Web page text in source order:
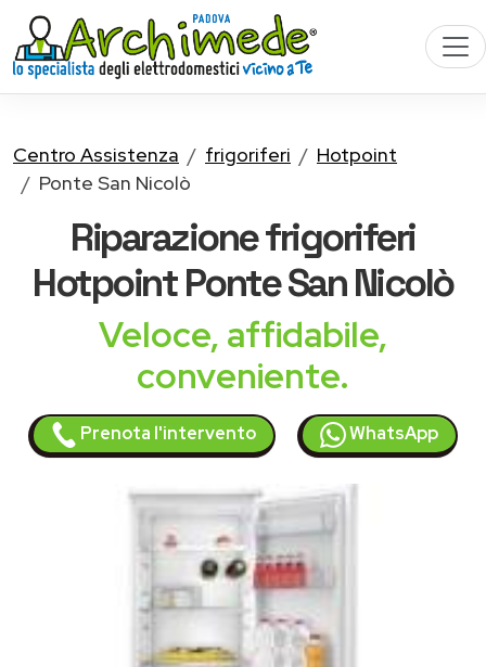
Centro Assistenza frigoriferi
Hotpoint
Ponte San Nicolò
Riparazionefrigoriferi
HotpointPonte San Nicolò
Veloce, affidabile,
conveniente.
Prenota l'intervento WhatsApp